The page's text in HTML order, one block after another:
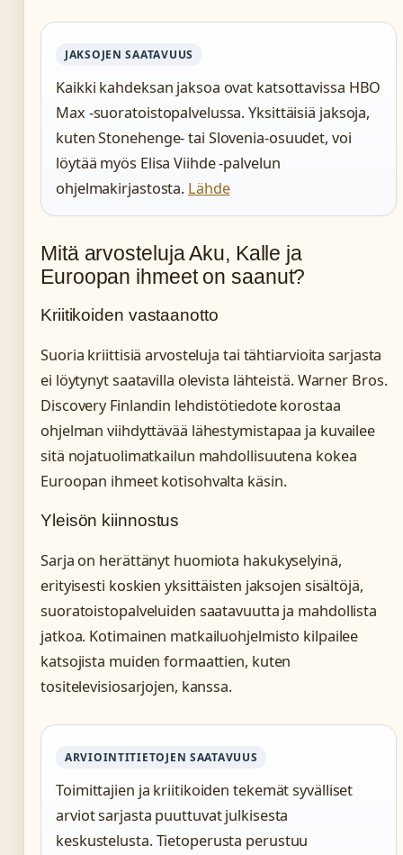
JAKSOJEN SAATAVUUS
Kaikki kahdeksan jaksoa ovat katsottavissa HBO
Max -suoratoistopalvelussa. Yksittäisiä jaksoja,
kuten Stonehenge- tai Slovenia-osuudet, voi
löytää myös Elisa Viihde -palvelun
ohjelmakirjastosta. Lähde
Mitä arvosteluja Aku, Kalle ja
Euroopan ihmeet on saanut?
Kriitikoiden vastaanotto
Suoria kriittisiä arvosteluja tai tähtiarvioita sarjasta
ei löytynyt saatavilla olevista lähteistä. Warner Bros.
Discovery Finlandin lehdistötiedote korostaa
ohjelman viihdyttävää lähestymistapaa ja kuvailee
sitä nojatuolimatkailun mahdollisuutena kokea
Euroopan ihmeet kotisohvalta käsin.
Yleisön kiinnostus
Sarja on herättänyt huomiota hakukyselyinä,
erityisesti koskien yksittäisten jaksojen sisältöjä,
suoratoistopalveluiden saatavuutta ja mahdollista
jatkoa. Kotimainen matkailuohjelmisto kilpailee
katsojista muiden formaattien, kuten
tositelevisiosarjojen, kanssa.
ARVIOINTITIETOJEN SAATAVUUS
Toimittajien ja kriitikoiden tekemät syvälliset
arviot sarjasta puuttuvat julkisesta
keskustelusta. Tietoperusta perustuu